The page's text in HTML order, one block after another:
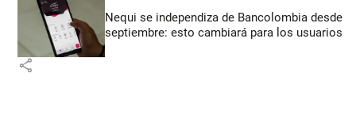
Nequi se independiza de Bancolombia desde
septiembre: esto cambiará para los usuarios
share